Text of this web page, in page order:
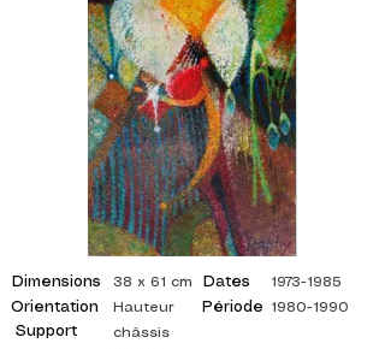
Dimensions
Orientation
Support
38 x 61 cm
Dates
Période
Hauteur
châssis
1973-1985
1980-1990